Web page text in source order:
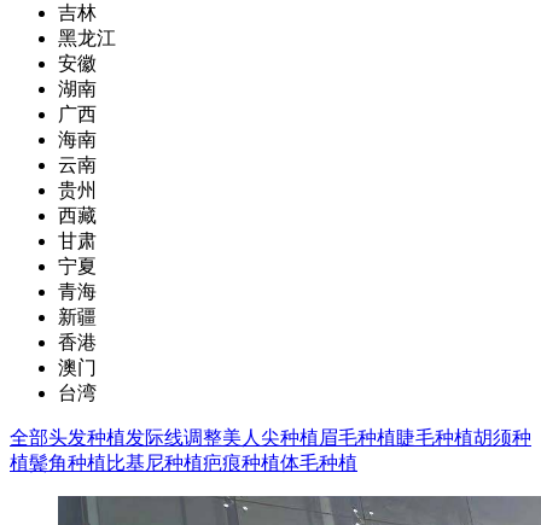
吉林
黑龙江
安徽
湖南
广西
海南
云南
贵州
西藏
甘肃
宁夏
青海
新疆
香港
澳门
台湾
全部头发种植发际线调整美人尖种植眉毛种植睫毛种植胡须种
植鬓角种植比基尼种植疤痕种植体毛种植